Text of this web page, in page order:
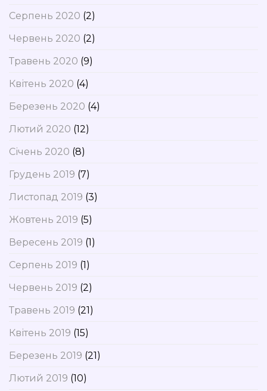
Серпень 2020 (2)
Червень 2020 (2)
Травень 2020 (9)
Квітень 2020 (4)
Березень 2020 (4)
Лютий 2020 (12)
Січень 2020 (8)
Грудень 2019 (7)
Листопад 2019 (3)
Жовтень 2019 (5)
Вересень 2019 (1)
Серпень 2019 (1)
Червень 2019 (2)
Травень 2019 (21)
Квітень 2019 (15)
Березень 2019 (21)
Лютий 2019 (10)